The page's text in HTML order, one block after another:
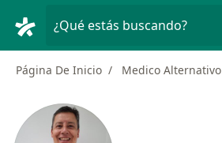
¿Qué estás buscando?
Página De Inicio Medico Alternativo